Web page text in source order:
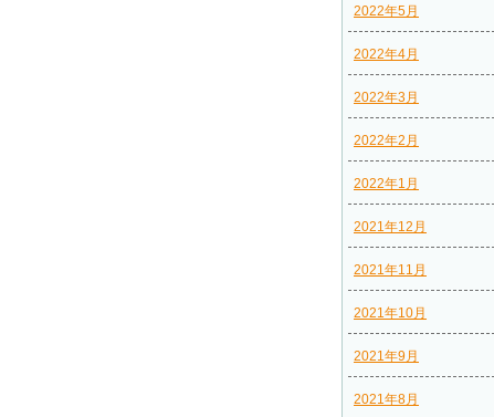
2022年5月
2022年4月
2022年3月
2022年2月
2022年1月
2021年12月
2021年11月
2021年10月
2021年9月
2021年8月